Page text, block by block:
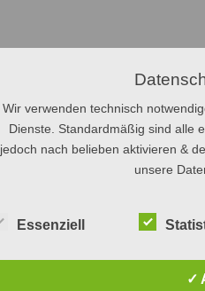
Wir verwenden technisch
Dienste. Standardmäßig sind alle
jedoch nach belieben aktivieren &
unsere
Essenziell
✓